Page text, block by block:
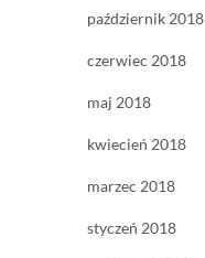
październik 2018
czerwiec 2018
maj 2018
kwiecień 2018
marzec 2018
styczeń 2018